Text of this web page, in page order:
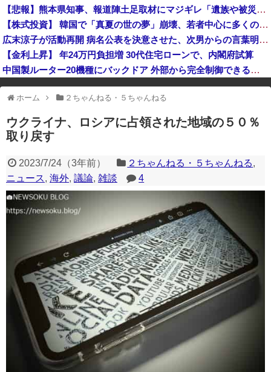
【悲報】熊本県知事、報道陣土足取材にマジギレ「遺族や被災者から強い不満でてる！」 → 記者「例えば？」 → 知事、怒り通り越して呆れてしまう ………
【株式投資】 韓国で「真夏の世の夢」崩壊、若者中心に多くの人が「人生オワタ」―中国メディア
広末涼子が活動再開 病名公表を決意させた、次男からの言葉明かす
【金利上昇】 年24万円負担増 30代住宅ローンで、内閣府試算
中国製ルーター20機種にバックドア 外部から完全制御できる機能が仕込まれていた
※アドブロック等の広告非表示プラグインやアドオンを利用している場合、
一部のコンテンツが表示されなくなったり、サイト全体のレイアウトが崩れ
たりする場合があります。
ホーム ２ちゃんねる・５ちゃんねる
ウクライナ、ロシアに占領された地域の５０％
取り戻す
2023/7/24（3年前） ２ちゃんねる・５ちゃんねる,
ニュース, 海外, 議論, 雑談 4